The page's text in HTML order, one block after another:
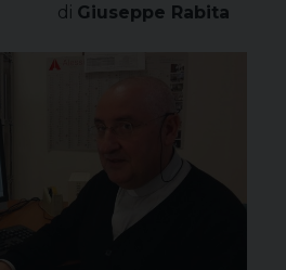
di Giuseppe Rabita